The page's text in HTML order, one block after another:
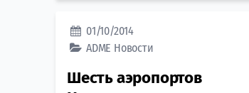
01/10/2014
ADME Новости
Шесть аэропортов